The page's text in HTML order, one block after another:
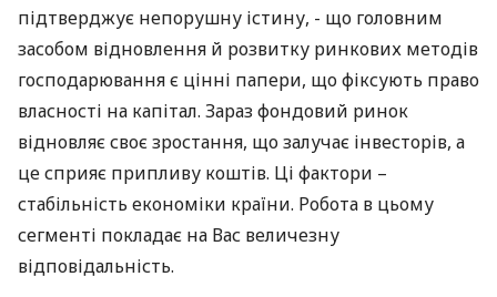
підтверджує непорушну істину, - що головним
засобом відновлення й розвитку ринкових методів
господарювання є цінні папери, що фіксують право
власності на капітал. Зараз фондовий ринок
відновляє своє зростання, що залучає інвесторів, а
це сприяє припливу коштів. Ці фактори –
стабільність економіки країни. Робота в цьому
сегменті покладає на Вас величезну
відповідальність.